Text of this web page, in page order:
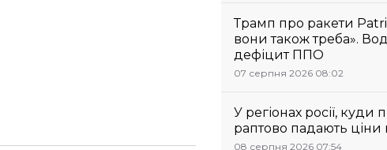
Трамп про ракети
вони також треба».
дефіцит ППО
07 серпня 2026 08:02
У регіонах росії, куди
раптово падають
08 серпня 2026 07:54